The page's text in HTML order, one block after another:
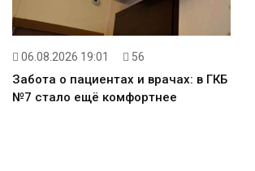
06.08.2026 19:01 56
Забота о пациентах и врачах: в ГКБ
№7 стало ещё комфортнее